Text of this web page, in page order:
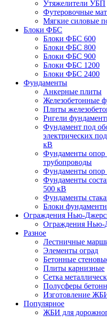
Утяжелители УБП
Футеровочные
Мягкие силовые
Блоки ФБС
Блоки ФБС 600
Блоки ФБС 800
Блоки ФБС 900
Блоки ФБС 1200
Блоки ФБС 2400
Фундаменты
Анкерные плиты
Железобетонные
Плиты
Ригели
Фундамент под
электрических
кВ
Фундаменты опор
трубопроводы
Фундаменты
Фундаменты
500 кВ
Фундаменты
Блоки
Ограждения Нью-
Ограждения Нью-
Разное
Лестничные
Элементы оград
Бетонные
Плиты карнизные
Сетка
Полусферы
Изготовление
Популярное
ЖБИ для